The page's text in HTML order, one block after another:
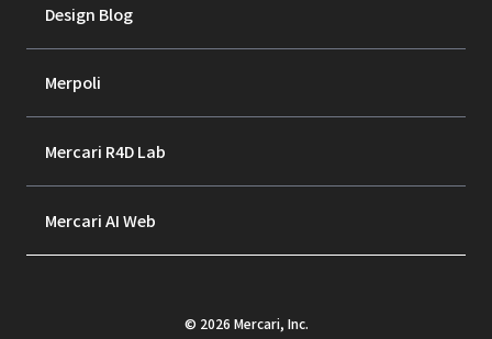
Design Blog
Merpoli
Mercari R4D Lab
Mercari AI Web
© 2026 Mercari, Inc.